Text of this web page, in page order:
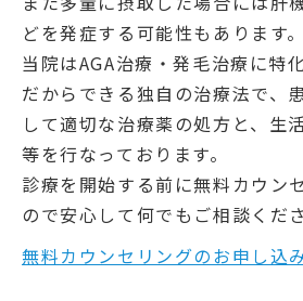
どを発症する可能性もあります。
当院はAGA治療・発毛治療に特
だからできる独自の治療法で、
して適切な治療薬の処方と、生
等を行なっております。
診療を開始する前に無料カウン
ので安心して何でもご相談くださ
無料カウンセリングのお申し込